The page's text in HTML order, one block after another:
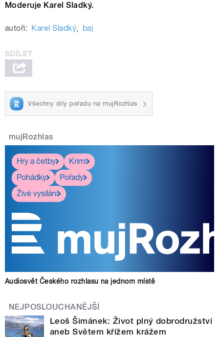
Moderuje Karel Sladký.
autoři: Karel Sladký, baj
Všechny díly pořadu na mujRozhlas
mujRozhlas
Hry a četby
Krimi
Pohádky
Pořady
Živé vysílání
Audiosvět Českého rozhlasu na jednom místě
NEJPOSLOUCHANĚJŠÍ
Leoš Šimánek: Život plný dobrodružství
aneb Světem křížem krážem